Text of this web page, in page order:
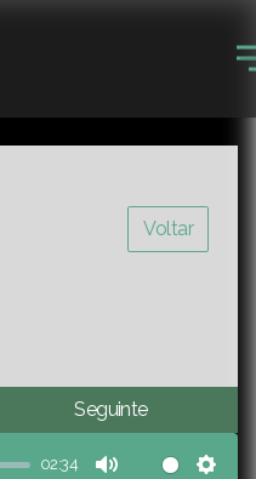
Voltar
Seguinte
02:34